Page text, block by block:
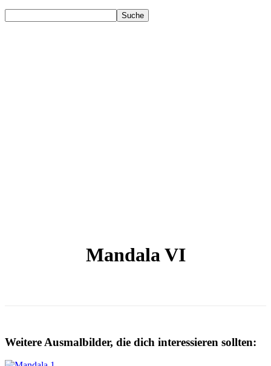
Mandala VI
Weitere Ausmalbilder, die dich interessieren sollten: